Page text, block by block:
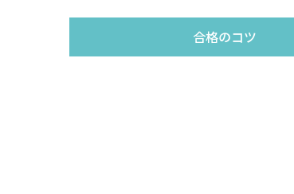
合格のコツ